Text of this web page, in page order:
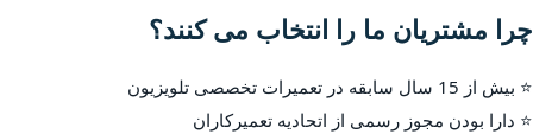
چرا مشتریان ما را انتخاب می کنند؟
⭐ بیش از 15 سال سابقه در تعمیرات تخصصی تلویزیون
⭐ دارا بودن مجوز رسمی از اتحادیه تعمیرکاران